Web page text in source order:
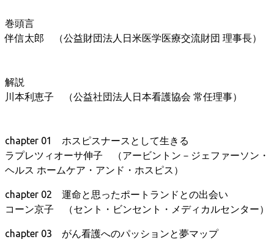
巻頭言
伴信太郎 （公益財団法人日米医学医療交流財団 理事長）
解説
川本利恵子 （公益社団法人日本看護協会 常任理事）
chapter 01 ホスピスナースとして生きる
ラプレツィオーサ伸子 （アービントン－ジェファーソン・
ヘルス ホームケア・アンド・ホスピス）
chapter 02 運命と思ったポートランドとの出会い
コーン京子 （セント・ビンセント・メディカルセンター）
chapter 03 がん看護へのパッションと夢マップ